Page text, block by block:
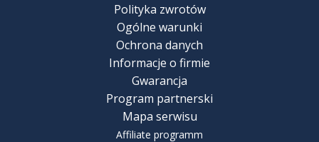
Polityka zwrotów
Ogólne warunki
Ochrona danych
Informacje o firmie
Gwarancja
Program partnerski
Mapa serwisu
Affiliate programm